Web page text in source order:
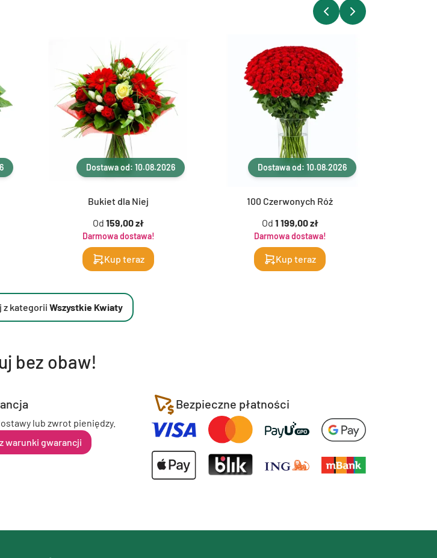
Dostawa od: 10.08.2026
Bukiet dla Niej
Od 159,00 zł
Darmowa dostawa!
Kup teraz
Dostawa od: 10.08.2026
100 Czerwonych Róż
Od 1 199,00 zł
Darmowa dostawa!
Kup teraz
z kategorii Wszystkie Kwiaty
bez obaw!
lub zwrot pieniędzy.
warunki gwarancji
Bezpieczne płatności